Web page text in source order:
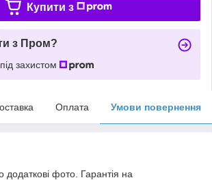
Купити з
з Пром?
захистом
Оплата Умови повернення
фото. Гарантія на